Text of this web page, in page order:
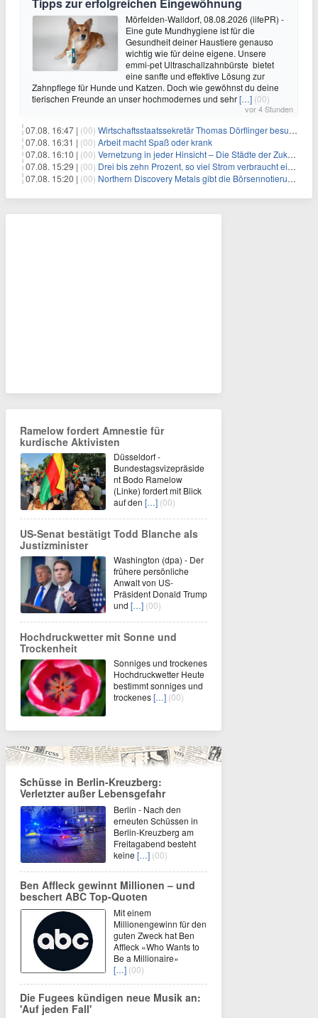
Tipps zur erfolgreichen Eingewöhnung
Mörfelden-Walldorf, 08.08.2026 (lifePR) -
Eine gute Mundhygiene ist für die
Gesundheit deiner Haustiere genauso
wichtig wie für deine eigene. Unsere
emmi-pet Ultraschallzahnbürste bietet
eine sanfte und effektive Lösung zur
Zahnpflege für Hunde und Katzen. Doch wie gewöhnst du deine
tierischen Freunde an unser hochmodernes und sehr[…] (00)
vor 4 Stunden
07.08. 16:47 | (00) Wirtschaftsstaatssekretär Thomas Dörflinger besucht Handwerksbetrieb im Kammerbezirk Freiburg
07.08. 16:31 | (00) Arbeit macht Spaß oder krank
07.08. 16:10 | (00) Vernetzung in jeder Hinsicht – Die Städte der Zukunft sind grün-blau
07.08. 15:29 | (00) Drei bis zehn Prozent, so viel Strom verbraucht ein Aufzug im Gebäude
07.08. 15:20 | (00) Northern Discovery Metals gibt die Börsennotierung an der Frankfurter Wertpapierbörse bekannt
Ramelow fordert Amnestie für
kurdische Aktivisten
Düsseldorf -
Bundestagsvizepräside
nt Bodo Ramelow
(Linke) fordert mit Blick
auf den […] (00)
US-Senat bestätigt Todd Blanche als
Justizminister
Washington (dpa) - Der
frühere persönliche
Anwalt von US-
Präsident Donald Trump
und […] (00)
Hochdruckwetter mit Sonne und
Trockenheit
Sonniges und trockenes
Hochdruckwetter Heute
bestimmt sonniges und
trockenes[…] (00)
Schüsse in Berlin-Kreuzberg:
Verletzter außer Lebensgefahr
Berlin - Nach den
erneuten Schüssen in
Berlin-Kreuzberg am
Freitagabend besteht
keine […] (00)
Ben Affleck gewinnt Millionen – und
beschert ABC Top-Quoten
Mit einem
Millionengewinn für den
guten Zweck hat Ben
Affleck «Who Wants to
Be a Millionaire»
[…] (00)
Die Fugees kündigen neue Musik an:
'Auf jeden Fall'